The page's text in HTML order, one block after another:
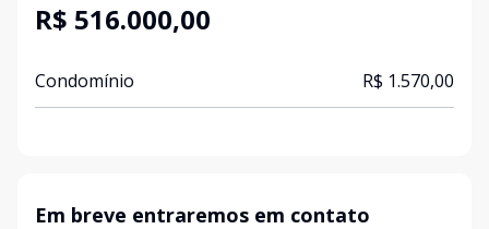
R$ 516.000,00
Condomínio R$ 1.570,00
Em breve entraremos em contato